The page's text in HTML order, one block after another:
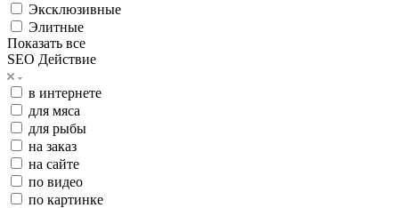
Эксклюзивные
Элитные
Показать все
SEO Действие
в интернете
для мяса
для рыбы
на заказ
на сайте
по видео
по картинке